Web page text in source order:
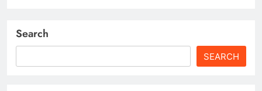
Search
SEARCH